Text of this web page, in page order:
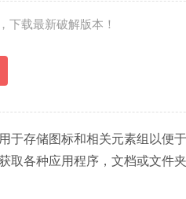
下载最新破解版本！
于存储图标和相关元素组以便
取各种应用程序，文档或文件